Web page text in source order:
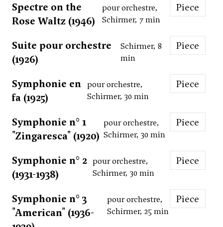
Spectre on the
Rose Waltz (1946)
pour orchestre,
Schirmer, 7 min
Piece
Suite pour orchestre
(1926)
Schirmer, 8
min
Piece
Symphonie en
fa (1925)
pour orchestre,
Schirmer, 30 min
Piece
Symphonie n° 1
"Zingaresca" (1920)
pour orchestre,
Schirmer, 30 min
Piece
Symphonie n° 2
(1931-1938)
pour orchestre,
Schirmer, 30 min
Piece
Symphonie n° 3
"American" (1936-
pour orchestre,
Schirmer, 25 min
Piece